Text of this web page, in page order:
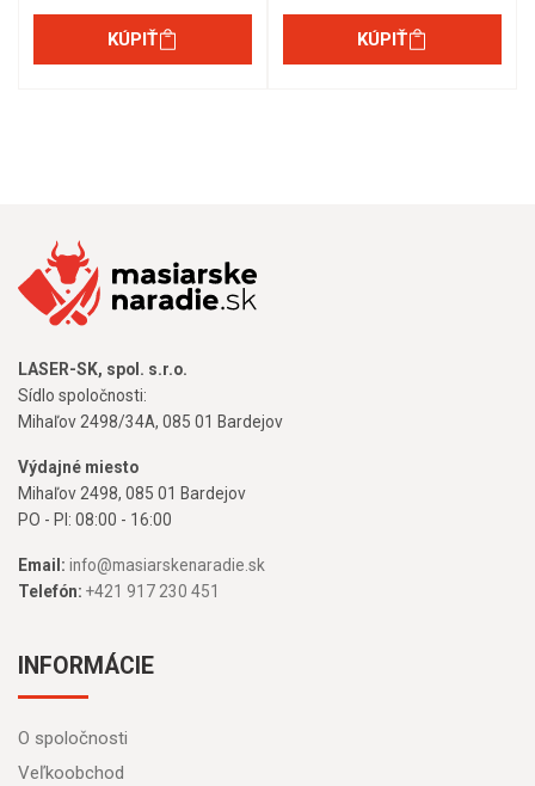
KÚPIŤ KÚPIŤ
LASER-SK, spol. s.r.o.
Sídlo spoločnosti:
Mihaľov 2498/34A, 085 01 Bardejov
Výdajné miesto
Mihaľov 2498, 085 01 Bardejov
PO - PI: 08:00 - 16:00
Email: info@masiarskenaradie.sk
Telefón: +421 917 230 451
INFORMÁCIE
O spoločnosti
Veľkoobchod